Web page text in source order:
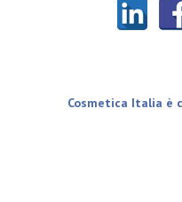
Cosmetica Italia è